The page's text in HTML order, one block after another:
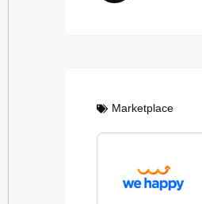
Marketplace